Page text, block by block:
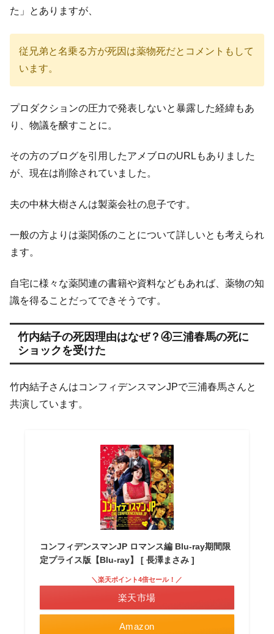
た」とありますが、
従兄弟と名乗る方が死因は薬物死だとコメントもして
います。
プロダクションの圧力で発表しないと暴露した経緯もあ
り、物議を醸すことに。
その方のブログを引用したアメブロのURLもありました
が、現在は削除されていました。
夫の中林大樹さんは製薬会社の息子です。
一般の方よりは薬関係のことについて詳しいとも考えられ
ます。
自宅に様々な薬関連の書籍や資料などもあれば、薬物の知
識を得ることだってできそうです。
竹内結子の死因理由はなぜ？④三浦春馬の死に
ショックを受けた
竹内結子さんはコンフィデンスマンJPで三浦春馬さんと
共演しています。
コンフィデンスマンJP ロマンス編 Blu-ray期間限
定プライス版【Blu-ray】 [ 長澤まさみ ]
Amazon
＼楽天ポイント4倍セール！／
楽天市場